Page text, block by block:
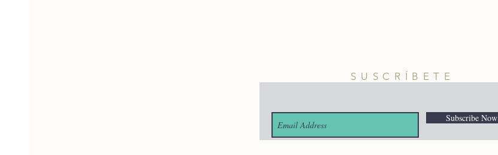
SUSCRÍBETE
Subscribe Now